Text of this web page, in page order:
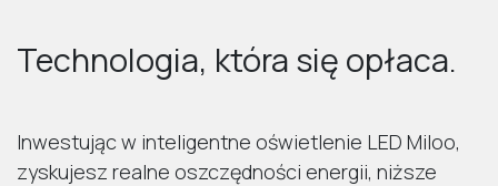
Technologia, która się opłaca.
Inwestując w inteligentne oświetlenie LED Miloo,
zyskujesz realne oszczędności energii, niższe